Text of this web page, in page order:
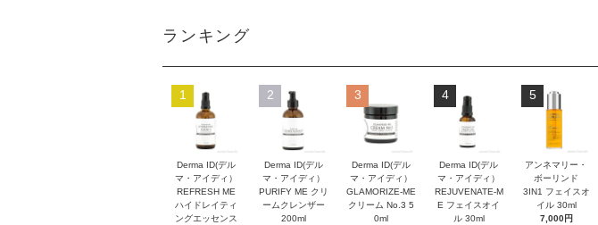
ランキング
1
Derma ID(デル
マ・アイディ）
REFRESH ME
ハイドレイティ
ングエッセンス
2
Derma ID(デル
マ・アイディ）
PURIFY ME クリ
ームクレンザー
200ml
3
Derma ID(デル
マ・アイディ）
GLAMORIZE-ME
クリーム No.3 5
0ml
4
Derma ID(デル
マ・アイディ）
REJUVENATE-M
E フェイスオイ
ル 30ml
5
アンネマリー・
ボーリンド
3IN1 フェイスオ
イル 30ml
7,000円